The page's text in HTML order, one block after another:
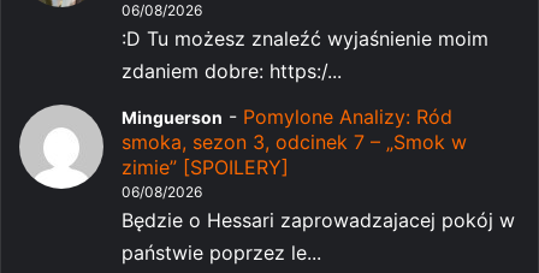
06/08/2026
:D Tu możesz znaleźć wyjaśnienie moim
zdaniem dobre: https:/...
Minguerson - Pomylone Analizy: Ród
smoka, sezon 3, odcinek 7 – „Smok w
zimie” [SPOILERY]
06/08/2026
Będzie o Hessari zaprowadzajacej pokój w
państwie poprzez le...